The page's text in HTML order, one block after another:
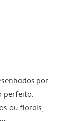
por
perfeito.
ou florais,